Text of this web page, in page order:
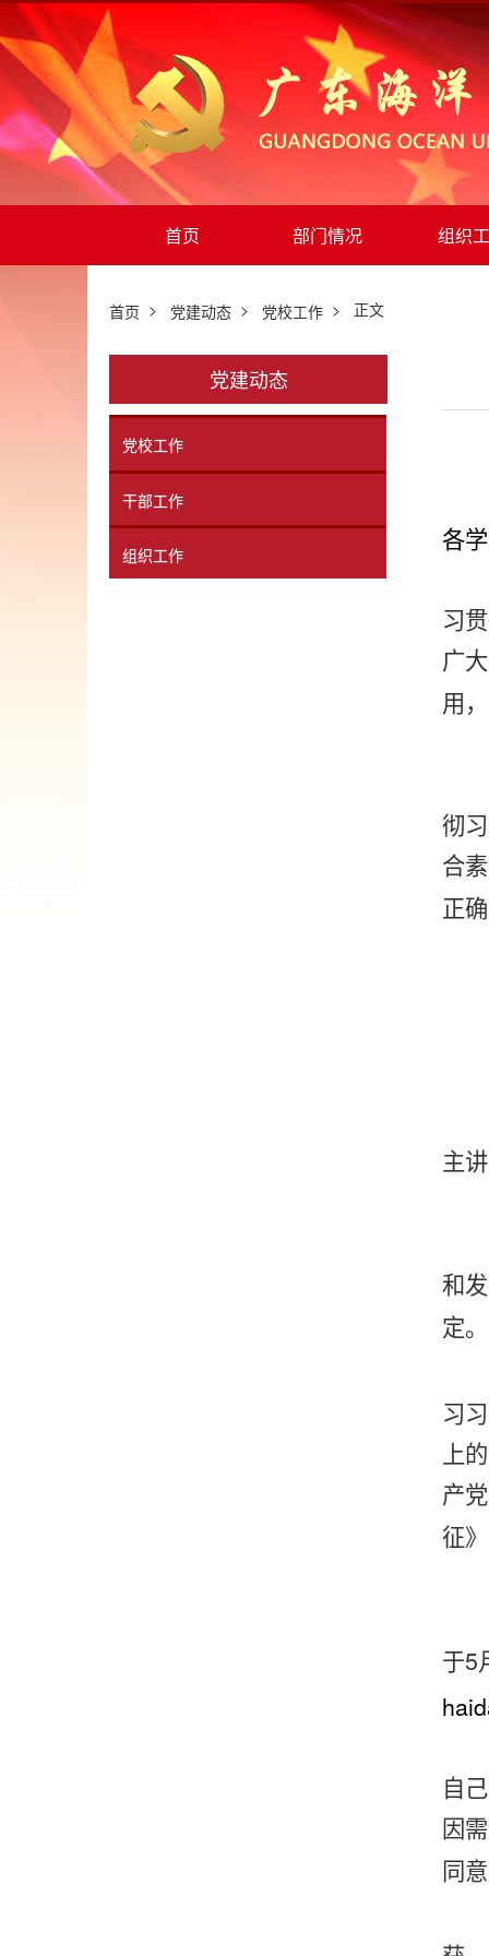
首页 部门情况 组织
首页 > 党建动态 > 党校工作 > 正文
党建动态
党校工作
干部工作
组织工作
各
习
广
用
彻
合
正
主
和
定。
习
上
产
征
于5
自
因
同